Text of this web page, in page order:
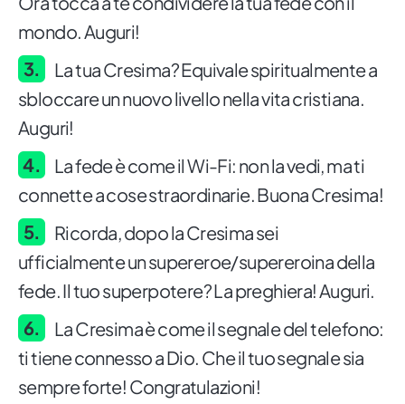
mondo. Auguri!
La tua Cresima? Equivale spiritualmente a
sbloccare un nuovo livello nella vita cristiana.
Auguri!
La fede è come il Wi-Fi: non la vedi, ma ti
connette a cose straordinarie. Buona Cresima!
Ricorda, dopo la Cresima sei
ufficialmente un supereroe/supereroina della
fede. Il tuo superpotere? La preghiera! Auguri.
La Cresima è come il segnale del telefono:
ti tiene connesso a Dio. Che il tuo segnale sia
sempre forte! Congratulazioni!